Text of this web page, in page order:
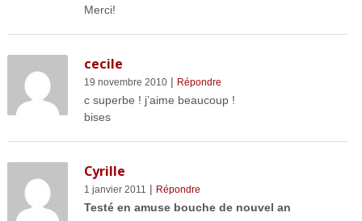
Merci!
cecile
19 novembre 2010| Répondre
c superbe ! j’aime beaucoup !
bises
Cyrille
1 janvier 2011 | Répondre
Testé en amuse bouche de nouvel an